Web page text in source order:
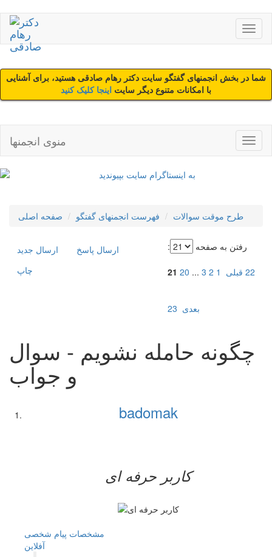
شما در بخش انجمنهای گفتگو سایت دکتر رهام صادقی هستید، برای آشنایی
با امکانات متنوع دیگر سایت اینجا کلیک کنید
منوی انجمنها
صفحه اصلی فهرست انجمنهای گفتگو طرح موقت سوالات
ارسال جديد
ارسال پاسخ
چاپ
رفتن به صفحه :
قبلی 1
2
3
...
20
21 22
23 بعدی
چگونه حامله نشویم - سوال
و جواب
badomak
کاربر حرفه ای
مشخصات پیام شخصی
آفلاين